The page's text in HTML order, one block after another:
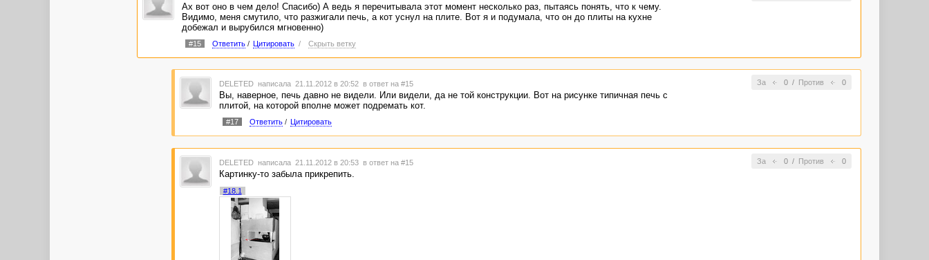
Ах вот оно в чем дело! Спасибо) А ведь я перечитывала этот момент несколько раз, пытаясь понять, что к чему.
Видимо, меня смутило, что разжигали печь, а кот уснул на плите. Вот я и подумала, что он до плиты на кухне
добежал и вырубился мгновенно)
#15 Ответить/ Цитировать / Скрыть ветку
За 0/ Против 0
DELETED написала 21.11.2012 в 20:52 в ответ на #15
Вы, наверное, печь давно не видели. Или видели, да не той конструкции. Вот на рисунке типичная печь с
плитой, на которой вполне может подремать кот.
#17 Ответить/ Цитировать
За 0/ Против 0
DELETED написала 21.11.2012 в 20:53 в ответ на #15
Картинку-то забыла прикрепить.
#18.1